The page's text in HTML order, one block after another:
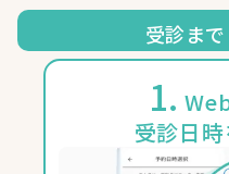
受診まで
1.
受診日